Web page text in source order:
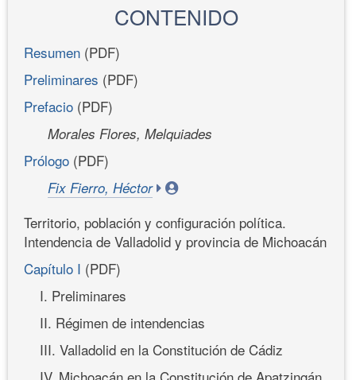
CONTENIDO
Resumen (PDF)
Preliminares (PDF)
Prefacio (PDF)
Morales Flores, Melquiades
Prólogo (PDF)
Fix Fierro, Héctor
Territorio, población y configuración política.
Intendencia de Valladolid y provincia de Michoacán
Capítulo I (PDF)
I. Preliminares
II. Régimen de intendencias
III. Valladolid en la Constitución de Cádiz
IV. Michoacán en la Constitución de Apatzingán